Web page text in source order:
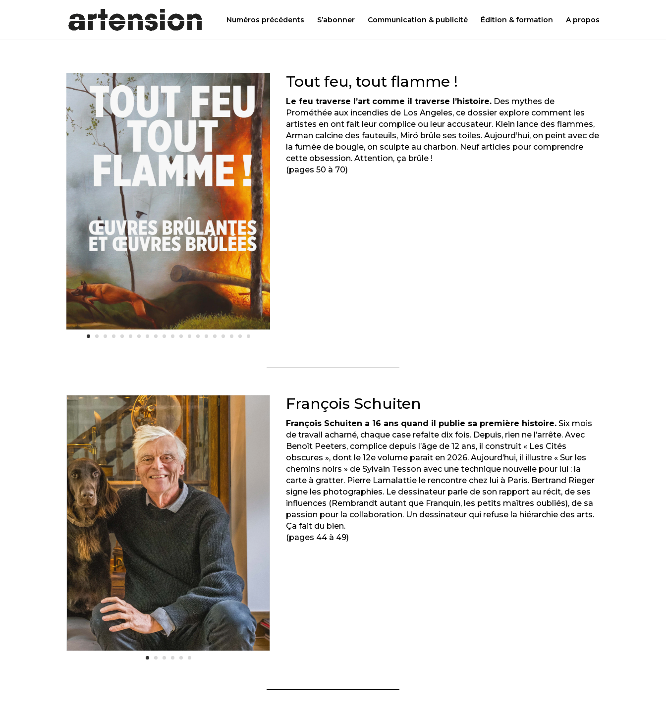
Numéros précédents S’abonner Communication & publicité Édition & formation A propos
Tout feu, tout flamme !
Le feu traverse l’art comme il traverse l’histoire. Des mythes de
Prométhée aux incendies de Los Angeles, ce dossier explore comment les
artistes en ont fait leur complice ou leur accusateur. Klein lance des flammes,
Arman calcine des fauteuils, Miró brûle ses toiles. Aujourd’hui, on peint avec de
la fumée de bougie, on sculpte au charbon. Neuf articles pour comprendre
cette obsession. Attention, ça brûle !
(pages 50 à 70)
François Schuiten
François Schuiten a 16 ans quand il publie sa première histoire. Six mois
de travail acharné, chaque case refaite dix fois. Depuis, rien ne l’arrête. Avec
Benoît Peeters, complice depuis l’âge de 12 ans, il construit « Les Cités
obscures », dont le 12e volume paraît en 2026. Aujourd’hui, il illustre « Sur les
chemins noirs » de Sylvain Tesson avec une technique nouvelle pour lui : la
carte à gratter. Pierre Lamalattie le rencontre chez lui à Paris. Bertrand Rieger
signe les photographies. Le dessinateur parle de son rapport au récit, de ses
influences (Rembrandt autant que Franquin, les petits maîtres oubliés), de sa
passion pour la collaboration. Un dessinateur qui refuse la hiérarchie des arts.
Ça fait du bien.
(pages 44 à 49)